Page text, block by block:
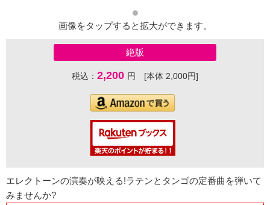
画像をタップすると拡大ができます。
絶版
税込： 2,200 円 [本体 2,000円]
エレクトーンの演奏が映える!ラテンとタンゴの定番曲を弾いて
みませんか?